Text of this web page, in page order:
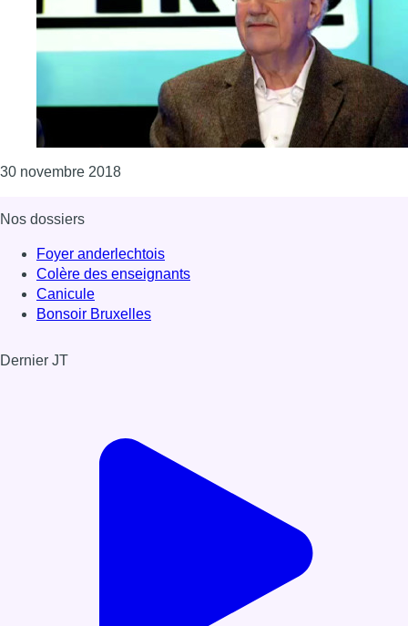
30 novembre 2018Consulter l'article "Un incendie suspect
Nos dossiers
Foyer anderlechtois
Colère des enseignants
Canicule
Bonsoir Bruxelles
Dernier JT